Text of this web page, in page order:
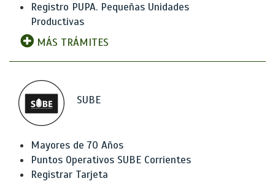
Registro PUPA. Pequeñas Unidades
Productivas
MÁS TRÁMITES
SUBE
Mayores de 70 Años
Puntos Operativos SUBE Corrientes
Registrar Tarjeta